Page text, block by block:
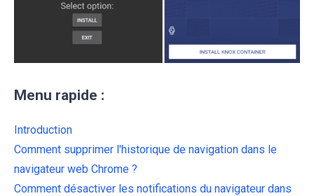
Menu rapide :
Introduction
Comment supprimer l'historique de navigation dans le
navigateur web Chrome ?
Comment désactiver les notifications du navigateur dans